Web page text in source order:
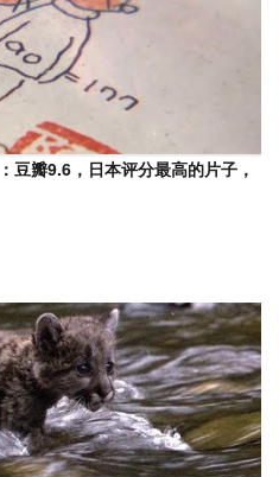
豆瓣9.6，日本评分最高的片子，